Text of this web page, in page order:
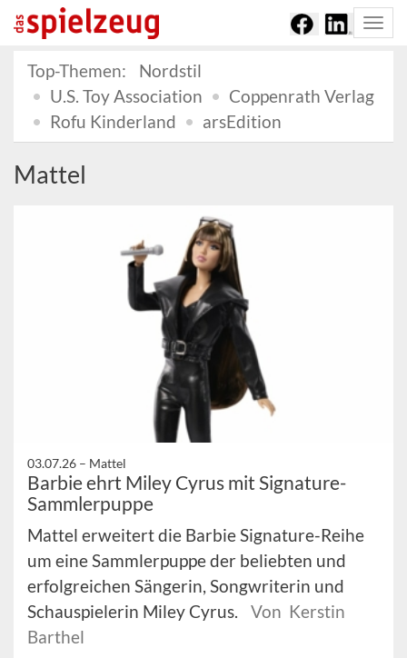
Top-Themen:
Nordstil
U.S. Toy Association
Coppenrath Verlag
Rofu Kinderland
arsEdition
Mattel
03.07.26 – Mattel
Barbie ehrt Miley Cyrus mit Signature-
Sammlerpuppe
Mattel erweitert die Barbie Signature-Reihe
um eine Sammlerpuppe der beliebten und
erfolgreichen Sängerin, Songwriterin und
Schauspielerin Miley Cyrus.
Von Kerstin
Barthel